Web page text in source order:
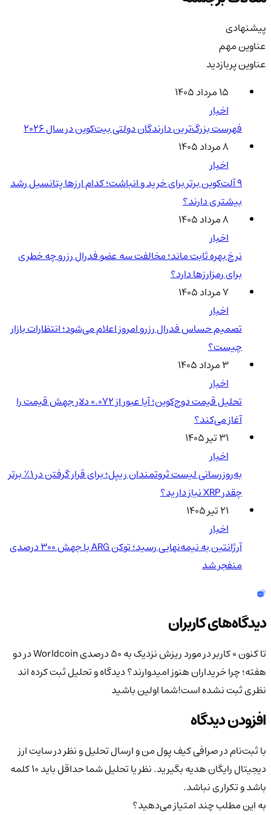
پیشنهادی
عناوین مهم
عناوین پربازدید
۱۵ مرداد ۱۴۰۵
اخبار
فهرست بزرگ‌ترین دارندگان دولتی بیت‌کوین در سال 2026
۸ مرداد ۱۴۰۵
اخبار
۹ آلت‌کوین برتر برای خرید و انباشت؛ کدام ارزها پتانسیل رشد
بیشتری دارند؟
۸ مرداد ۱۴۰۵
اخبار
نرخ بهره ثابت ماند؛ مخالفت سه عضو فدرال رزرو چه خطری
برای رمزارزها دارد؟
۷ مرداد ۱۴۰۵
اخبار
تصمیم حساس فدرال رزرو امروز اعلام می‌شود؛ انتظارات بازار
چیست؟
۳ مرداد ۱۴۰۵
اخبار
تحلیل قیمت دوج‌کوین؛ آیا عبور از ۰.۰۷۲ دلار جهش قیمت را
آغاز می‌کند؟
۳۱ تیر ۱۴۰۵
اخبار
به‌روزرسانی لیست ثروتمندان ریپل؛ برای قرار گرفتن در ۱٪ برتر
چقدر XRP نیاز دارید؟
۲۱ تیر ۱۴۰۵
اخبار
آرژانتین به نیمه‌نهایی رسید؛ توکن ARG با جهش ۳۰۰ درصدی
منفجر شد
دیدگاه‌های کاربران
تا کنون 0 کاربر در مورد
ریزش نزدیک به 50 درصدی Worldcoin در دو
هفته؛ چرا خریداران هنوز امیدوارند؟دیدگاه و تحلیل ثبت کرده اند
نظری ثبت نشده است!شما اولین باشید
افزودن دیدگاه
با ثبت‌نام در صرافی کیف پول من و ارسال تحلیل و نظر در سایت ارز
دیجیتال رایگان هدیه بگیرید. نظر یا تحلیل شما حداقل باید ۱۰ کلمه
باشد و تکراری نباشد.
به این مطلب چند امتیاز می‌دهید؟